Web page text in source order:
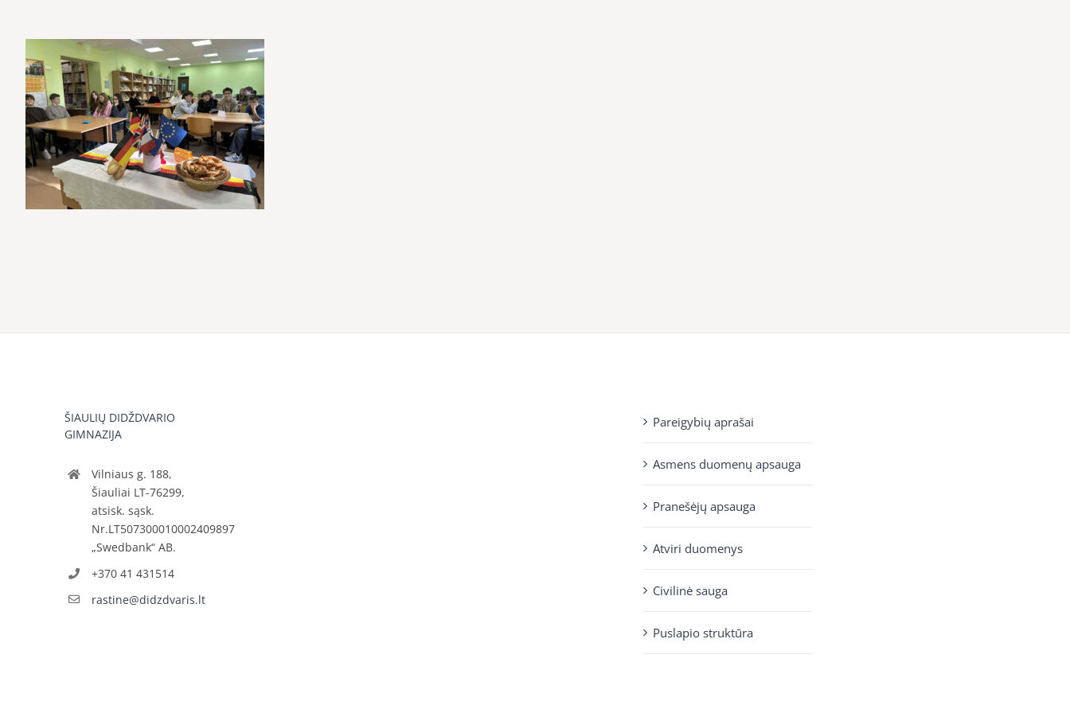
ŠIAULIŲ DIDŽDVARIO
GIMNAZIJA
Vilniaus g. 188,
Šiauliai LT-76299,
atsisk. sąsk.
Nr.LT507300010002409897
„Swedbank“ AB.
+370 41 431514
rastine@didzdvaris.lt
Pareigybių aprašai
Asmens duomenų apsauga
Pranešėjų apsauga
Atviri duomenys
Civilinė sauga
Puslapio struktūra